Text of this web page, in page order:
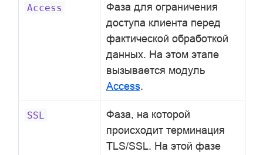
Access
Фаза для ограничения
доступа клиента перед
фактической обработкой
данных. На этом этапе
вызывается модуль
Access.
SSL
Фаза, на которой
происходит терминация
TLS/SSL. На этой фазе